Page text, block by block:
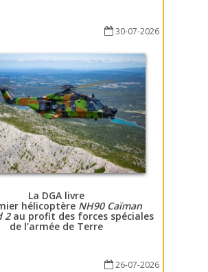
30-07-2026
La DGA livre
hélicoptère NH90 Caïman
2au profit des forces spéciales
de l’armée de Terre
26-07-2026